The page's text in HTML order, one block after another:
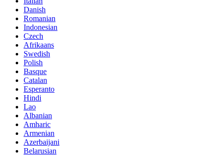
Danish
Romanian
Indonesian
Czech
Afrikaans
Swedish
Polish
Basque
Catalan
Esperanto
Hindi
Lao
Albanian
Amharic
Armenian
Azerbaijani
Belarusian